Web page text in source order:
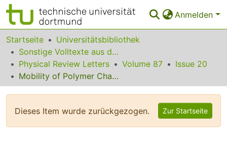
Anmelden
Bereiche & Sammlungen
Das gesamte Repositorium
Statistiken
Startseite
Universitätsbibliothek
Sonstige Volltexte aus dem Bibliotheksangebot
Physical Review Letters
Volume 87
Issue 20
Mobility of Polymer Chains Confined at a Free Surface
Dieses Item wurde zurückgezogen. Zur Startseite